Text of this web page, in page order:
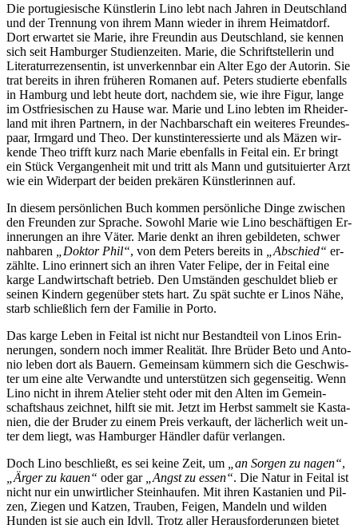
Die por­tu­gie­si­sche Künst­le­rin Li­no lebt nach Jah­ren in Deutsch­land
und der Tren­nung von ih­rem Mann wie­der in ih­rem Hei­mat­dorf.
Dort er­war­tet sie Ma­rie, ih­re Freun­din aus Deutsch­land, sie ken­nen
sich seit Ham­bur­ger Stu­di­en­zei­ten. Ma­rie, die Schrift­stel­le­rin und
Li­te­ra­tur­re­zen­sen­tin, ist un­ver­kenn­bar ein Al­ter Ego der Au­torin. Sie
trat be­reits in ih­ren frü­he­ren Ro­ma­nen auf. Pe­ters stu­dier­te eben­falls
in Ham­burg und lebt heu­te dort, nach­dem sie, wie ih­re Fi­gur, lan­ge
im Ost­frie­si­schen zu Hau­se war. Ma­rie und Li­no leb­ten im Rhei­der­
land mit ih­ren Part­nern, in der Nach­bar­schaft ein wei­te­res Freun­des­
paar, Irm­gard und Theo. Der kunst­in­ter­es­sier­te und als Mä­zen wir­
ken­de Theo trifft kurz nach Ma­rie eben­falls in Fei­tal ein. Er bringt
ein Stück Ver­gan­gen­heit mit und tritt als Mann und gut­si­tu­ier­ter Arzt
wie ein Wi­der­part der bei­den pre­kä­ren Künst­le­rin­nen auf.
In die­sem per­sön­li­chen Buch kom­men per­sön­li­che Din­ge zwi­schen
den Freun­den zur Spra­che. So­wohl Ma­rie wie Li­no be­schäf­ti­gen Er­
in­ne­run­gen an ih­re Vä­ter. Ma­rie denkt an ih­ren ge­bil­de­ten, schwer
nah­ba­ren
„Dok­tor Phil“, von dem Pe­ters be­reits in „Ab­schied“ er­
zähl­te. Li­no er­in­nert sich an ih­ren Va­ter Fe­li­pe, der in Fei­tal ei­ne
kar­ge Land­wirt­schaft be­trieb. Den Um­stän­den ge­schul­det blieb er
sei­nen Kin­dern ge­gen­über stets hart. Zu spät such­te er Li­nos Nä­he,
starb schließ­lich fern der Fa­mi­lie in Porto.
Das kar­ge Le­ben in Fei­tal ist nicht nur Be­stand­teil von Li­nos Er­in­
ne­run­gen, son­dern noch im­mer Rea­li­tät. Ih­re Brü­der Be­to und An­to­
nio le­ben dort als Bau­ern. Ge­mein­sam küm­mern sich die Ge­schwis­
ter um ei­ne al­te Ver­wand­te und un­ter­stüt­zen sich ge­gen­sei­tig. Wenn
Li­no nicht in ih­rem Ate­lier steht oder mit den Al­ten im Ge­mein­
schafts­haus zeich­net, hilft sie mit. Jetzt im Herbst sam­melt sie Kas­ta­
ni­en, die der Bru­der zu ei­nem Preis ver­kauft, der lä­cher­lich weit un­
ter dem liegt, was Ham­bur­ger Händ­ler da­für verlangen.
Doch Li­no be­schließt, es sei kei­ne Zeit, um
„an Sor­gen zu na­gen“,
„Är­ger zu kau­en“ oder gar „Angst zu es­sen“. Die Na­tur in Fei­tal ist
nicht nur ein un­wirt­li­cher Stein­hau­fen. Mit ih­ren Kas­ta­ni­en und Pil­
zen, Zie­gen und Kat­zen, Trau­ben, Fei­gen, Man­deln und wil­den
Hun­den ist sie auch ein Idyll. Trotz al­ler Her­aus­for­de­run­gen bie­tet